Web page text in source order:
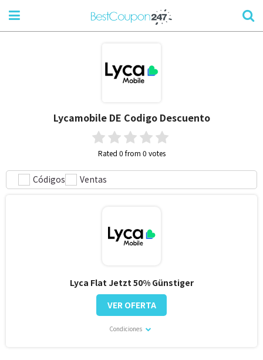
Lycamobile DE Codigo Descuento
Rated 0 from 0 votes
Códigos Ventas
Lyca Flat Jetzt 50% Günstiger
Condiciones
VER OFERTA